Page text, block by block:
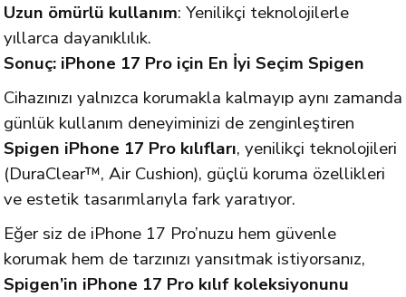
Uzun ömürlü kullanım: Yenilikçi teknolojilerle
yıllarca dayanıklılık.
Sonuç: iPhone 17 Pro için En İyi Seçim Spigen
Cihazınızı yalnızca korumakla kalmayıp aynı zamanda
günlük kullanım deneyiminizi de zenginleştiren
Spigen iPhone 17 Pro kılıfları, yenilikçi teknolojileri
(DuraClear™, Air Cushion), güçlü koruma özellikleri
ve estetik tasarımlarıyla fark yaratıyor.
Eğer siz de iPhone 17 Pro’nuzu hem güvenle
korumak hem de tarzınızı yansıtmak istiyorsanız,
Spigen’in iPhone 17 Pro kılıf koleksiyonunu